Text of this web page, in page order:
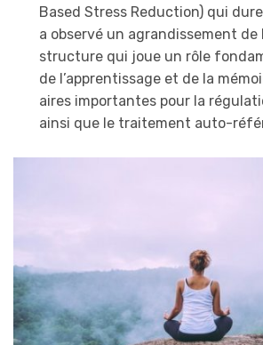
Based Stress Reduction) qui
a observé un agrandissement de
structure qui joue un rôle
de l’apprentissage et de la
aires importantes pour la
ainsi que le traitement auto-